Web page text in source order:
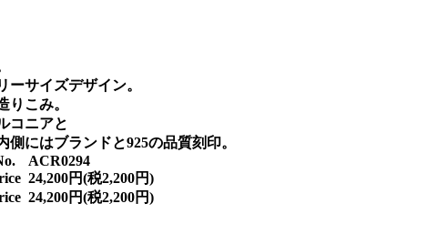
サイズデザイン。
こみ。
コニアと
にはブランドと925の品質刻印。
ACR0294
24,200円(税2,200円)
24,200円(税2,200円)